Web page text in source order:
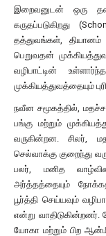
இறைவனுடன் ஒரு
கருதப்படுகிறது
தத்துவங்கள்,
பெறுவதன்
வழிபாட்டின்
முக்கியத்துவத்தையும்
நவீன சமூகத்தில்,
பங்கு மற்றும்
வருகின்றன. சிலர்,
செல்வாக்கு குறைந்து
பலர், மனித
அர்த்தத்தையும்
பூர்த்தி செய்யவும்
என்று வாதிடுகின்றனர்.
யோகா மற்றும் பிற